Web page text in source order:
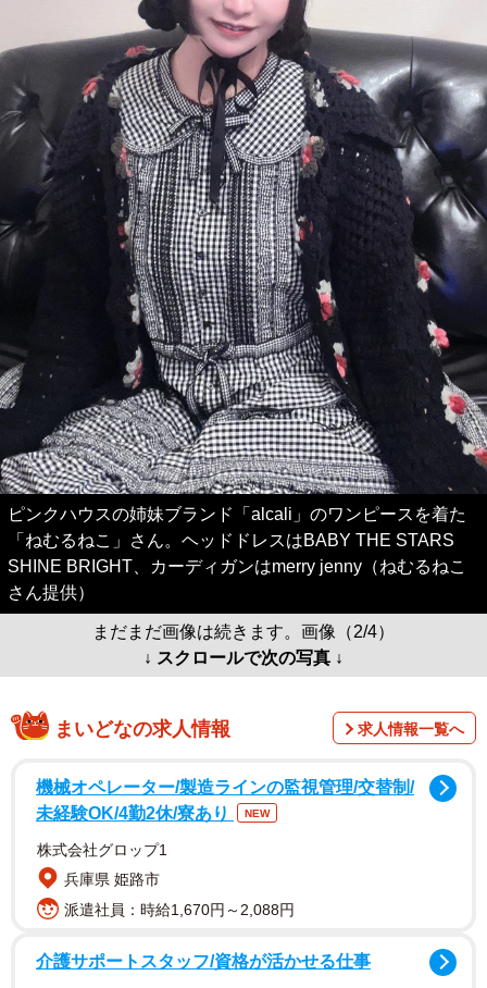
ピンクハウスの姉妹ブランド「alcali」のワンピースを着た
「ねむるねこ」さん。ヘッドドレスはBABY THE STARS
SHINE BRIGHT、カーディガンはmerry jenny（ねむるねこ
さん提供）
まだまだ画像は続きます。画像（2/4）
↓ スクロールで次の写真 ↓
まいどなの求人情報 求人情報一覧へ
機械オペレーター/製造ラインの監視管理/交替制/
未経験OK/4勤2休/寮あり
NEW
株式会社グロップ1
兵庫県 姫路市
派遣社員：時給1,670円～2,088円
介護サポートスタッフ/資格が活かせる仕事